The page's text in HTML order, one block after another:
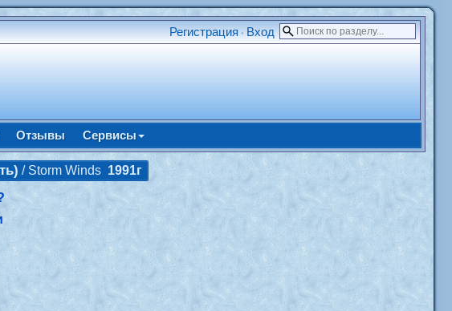
Регистрация • Вход
Отзывы Сервисы
/ Storm Winds 1991г